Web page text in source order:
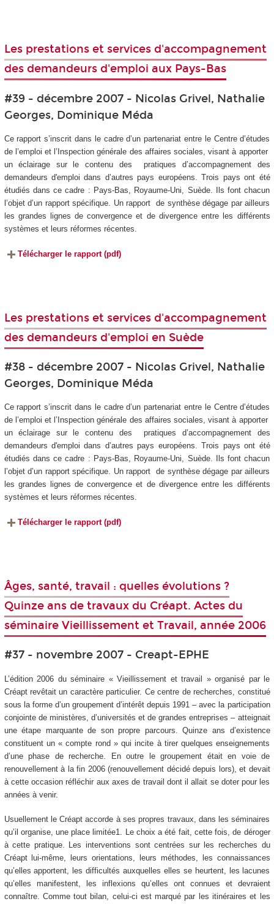
Les prestations et services d'accompagnement
des demandeurs d'emploi aux Pays-Bas
#39 - décembre 2007 - Nicolas Grivel, Nathalie
Georges, Dominique Méda
Ce rapport s’inscrit dans le cadre d’un partenariat entre le Centre d’études
de l’emploi et l’Inspection générale des affaires sociales, visant à apporter
un éclairage sur le contenu des pratiques d’accompagnement des
demandeurs d'emploi dans d’autres pays européens. Trois pays ont été
étudiés dans ce cadre : Pays-Bas, Royaume-Uni, Suède. Ils font chacun
l’objet d’un rapport spécifique. Un rapport de synthèse dégage par ailleurs
les grandes lignes de convergence et de divergence entre les différents
systèmes et leurs réformes récentes.
Télécharger le rapport (pdf)
Les prestations et services d'accompagnement
des demandeurs d'emploi en Suède
#38 - décembre 2007 - Nicolas Grivel, Nathalie
Georges, Dominique Méda
Ce rapport s’inscrit dans le cadre d’un partenariat entre le Centre d’études
de l’emploi et l’Inspection générale des affaires sociales, visant à apporter
un éclairage sur le contenu des pratiques d’accompagnement des
demandeurs d'emploi dans d’autres pays européens. Trois pays ont été
étudiés dans ce cadre : Pays-Bas, Royaume-Uni, Suède. Ils font chacun
l’objet d’un rapport spécifique. Un rapport de synthèse dégage par ailleurs
les grandes lignes de convergence et de divergence entre les différents
systèmes et leurs réformes récentes.
Télécharger le rapport (pdf)
Âges, santé, travail : quelles évolutions ?
Quinze ans de travaux du Créapt. Actes du
séminaire Vieillissement et Travail, année 2006
#37 - novembre 2007 - Creapt-EPHE
L’édition 2006 du séminaire « Vieillissement et travail » organisé par le
Créapt revêtait un caractère particulier. Ce centre de recherches, constitué
sous la forme d’un groupement d’intérêt depuis 1991 – avec la participation
conjointe de ministères, d’universités et de grandes entreprises – atteignait
une étape marquante de son propre parcours. Quinze ans d’existence
constituent un « compte rond » qui incite à tirer quelques enseignements
d’une phase de recherche. En outre le groupement était en voie de
renouvellement à la fin 2006 (renouvellement décidé depuis lors), et devait
à cette occasion réfléchir aux axes de travail dont il allait se doter pour les
années à venir.
Usuellement le Créapt accorde à ses propres travaux, dans les séminaires
qu’il organise, une place limitée1. Le choix a été fait, cette fois, de déroger
à cette pratique. Les interventions sont centrées sur les recherches du
Créapt lui-même, leurs orientations, leurs méthodes, les connaissances
qu’elles apportent, les difficultés auxquelles elles se heurtent, les lacunes
qu’elles manifestent, les inflexions qu’elles ont connues et devraient
connaître. Comme tout bilan, celui-ci est marqué par les itinéraires et les